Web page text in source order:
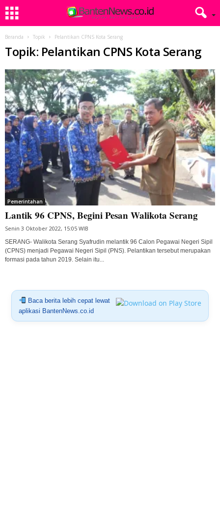
Beranda Topik Pelantikan CPNS Kota Serang
Topik: Pelantikan CPNS Kota Serang
Pemerintahan
Lantik 96 CPNS, Begini Pesan Walikota Serang
Senin 3 Oktober 2022, 15:05 WIB
SERANG- Walikota Serang Syafrudin melantik 96 Calon Pegawai Negeri Sipil
(CPNS) menjadi Pegawai Negeri Sipil (PNS). Pelantikan tersebut merupakan
formasi pada tahun 2019. Selain itu...
Baca berita lebih cepat lewat
aplikasi BantenNews.co.id